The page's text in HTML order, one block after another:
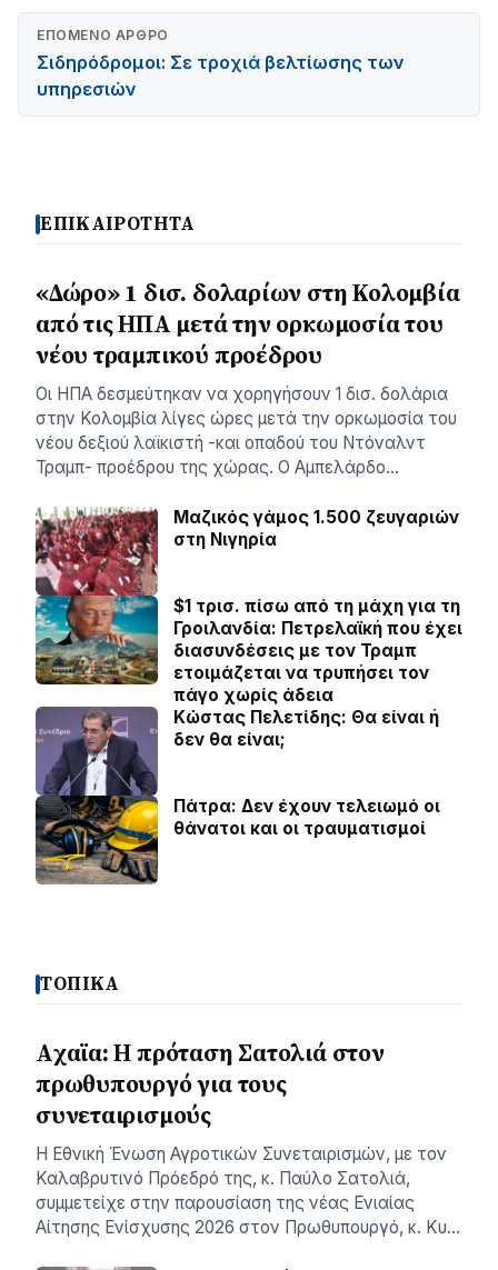
ΕΠΌΜΕΝΟ ΆΡΘΡΟ
Σιδηρόδρομοι: Σε τροχιά βελτίωσης των
υπηρεσιών
ΕΠΙΚΑΙΡΟΤΗΤΑ
«Δώρο» 1 δισ. δολαρίων στη Κολομβία
από τις ΗΠΑ μετά την ορκωμοσία του
νέου τραμπικού προέδρου
Οι ΗΠΑ δεσμεύτηκαν να χορηγήσουν 1 δισ. δολάρια
στην Κολομβία λίγες ώρες μετά την ορκωμοσία του
νέου δεξιού λαϊκιστή -και οπαδού του Ντόναλντ
Τραμπ- προέδρου της χώρας. Ο Αμπελάρδο…
Μαζικός γάμος 1.500 ζευγαριών
στη Νιγηρία
$1 τρισ. πίσω από τη μάχη για τη
Γροιλανδία: Πετρελαϊκή που έχει
διασυνδέσεις με τον Τραμπ
ετοιμάζεται να τρυπήσει τον
πάγο χωρίς άδεια
Κώστας Πελετίδης: Θα είναι ή
δεν θα είναι;
Πάτρα: Δεν έχουν τελειωμό οι
θάνατοι και οι τραυματισμοί
ΤΟΠΙΚΑ
Aχαϊα: Η πρόταση Σατολιά στον
πρωθυπουργό για τους
συνεταιρισμούς
Η Εθνική Ένωση Αγροτικών Συνεταιρισμών, με τον
Καλαβρυτινό Πρόεδρό της, κ. Παύλο Σατολιά,
συμμετείχε στην παρουσίαση της νέας Ενιαίας
Αίτησης Ενίσχυσης 2026 στον Πρωθυπουργό, κ. Κυ…